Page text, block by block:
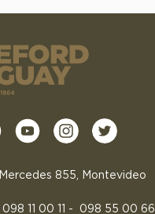
Mercedes 855, Montevideo
098 11 00 11 - 098 55 00 66